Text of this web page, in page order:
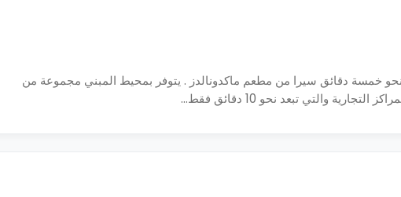
نحو خمسة دقائق سيرا من مطعم ماكدونالدز . يتوفر بمحيط المبني مجموعة من
والتي تبعد نحو 10 دقائق فقط...